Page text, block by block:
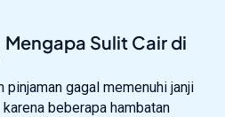
Sulit Cair di
pinjaman gagal memenuhi janji
karena beberapa hambatan